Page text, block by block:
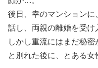
後日、幸のマンションに
話し、両親の離婚を受け
しかし重流にはまだ秘
と別れた後に、とある